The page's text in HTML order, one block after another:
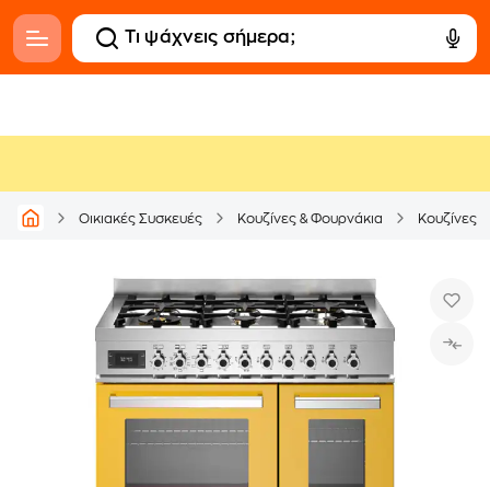
Οικιακές Συσκευές Κουζίνες & Φουρνάκια Κουζίνες